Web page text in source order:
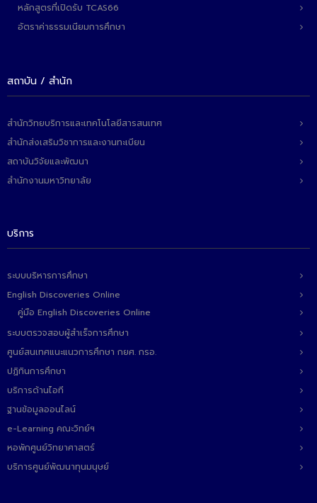
หลักสูตรที่เปิดรับ TCAS66
อัตราค่าธรรมเนียมการศึกษา
สถาบัน / สำนัก
สำนักวิทยบริการและเทคโนโลยีสารสนเทศ
สำนักส่งเสริมวิชาการและงานทะเบียน
สถาบันวิจัยและพัฒนา
สำนักงานมหาวิทยาลัย
บริการ
ระบบบริหารการศึกษา
English Discoveries Online
คู่มือ English Discoveries Online
ระบบตรวจสอบผู้สำเร็จการศึกษา
ศูนย์สนเทศแนะแนวการศึกษา กยศ. กรอ.
ปฏิทินการศึกษา
บริการด้านไอที
ฐานข้อมูลออนไลน์
e-Learning คณะวิทย์ฯ
หอพักศูนย์วิทยาศาสตร์
บริการศูนย์พัฒนาทุนมนุษย์